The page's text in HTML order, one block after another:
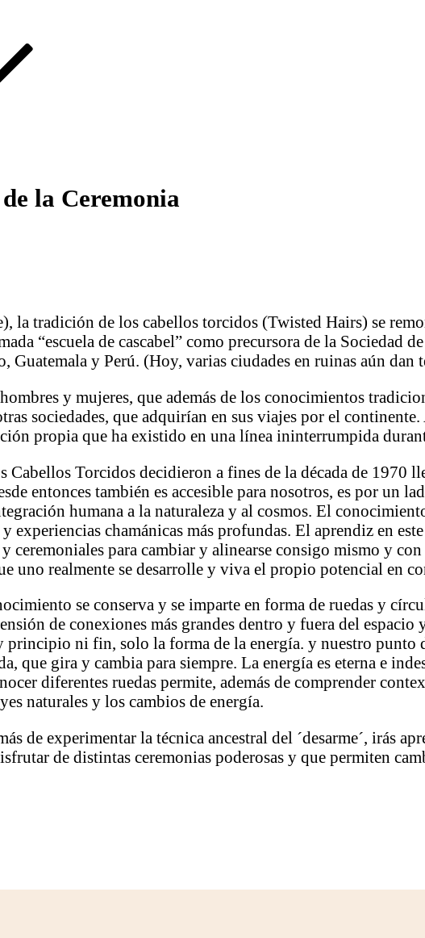
la Ceremonia
la tradición de los cabellos torcidos (Twisted Hairs) se
“escuela de cascabel” como precursora de la Sociedad
Guatemala y Perú. (Hoy, varias ciudades en ruinas aún dan
y mujeres, que además de los conocimientos
sociedades, que adquirían en sus viajes por el
propia que ha existido en una línea ininterrumpida
Cabellos Torcidos decidieron a fines de la década de 1970
entonces también es accesible para nosotros, es por un
humana a la naturaleza y al cosmos. El
experiencias chamánicas más profundas. El aprendiz en
ceremoniales para cambiar y alinearse consigo mismo y
uno realmente se desarrolle y viva el propio potencial en
se conserva y se imparte en forma de ruedas y
de conexiones más grandes dentro y fuera del
principio ni fin, solo la forma de la energía. y nuestro punto
que gira y cambia para siempre. La energía es eterna e
diferentes ruedas permite, además de comprender
naturales y los cambios de energía.
de experimentar la técnica ancestral del ´desarme´, irás
de distintas ceremonias poderosas y que permiten